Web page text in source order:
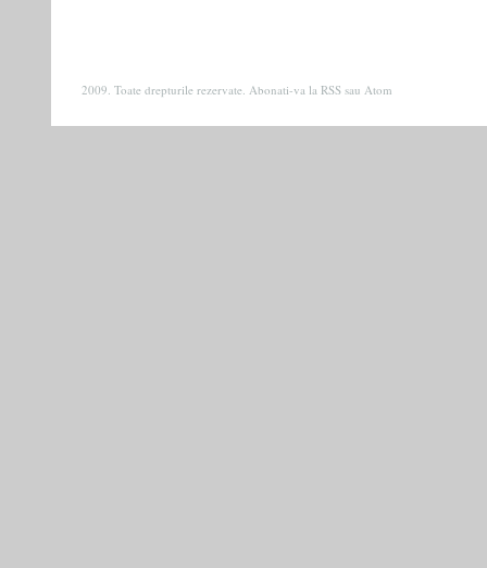
2009. Toate drepturile rezervate. Abonati-va la RSS sau Atom